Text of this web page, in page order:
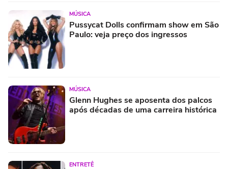
MÚSICA
Pussycat Dolls confirmam show em São
Paulo: veja preço dos ingressos
MÚSICA
Glenn Hughes se aposenta dos palcos
após décadas de uma carreira histórica
ENTRETÊ